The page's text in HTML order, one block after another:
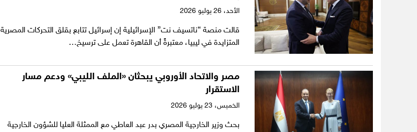
الأحد،
قالت منصة “ناتسيف نت” الإسرائيلية إن إسرائيل تتابع بقلق التحركات المصرية
المتزايدة في ليبيا، معتبرةً أن القاهرة تعمل على ترسيخ…
مصر والاتحاد الأوروبي يبحثان «الملف الليبي» ودعم مسار
الاستقرار
الخميس،
بحث وزير الخارجية المصري بدر عبد العاطي مع الممثلة العليا للشؤون الخارجية